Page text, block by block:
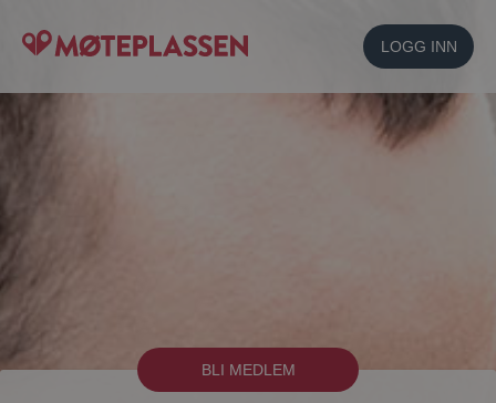
LOGG INN
BLI MEDLEM